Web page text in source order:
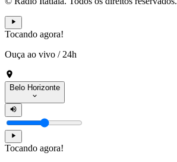
Tocando agora!
Ouça ao vivo / 24h
Belo Horizonte
Tocando agora!